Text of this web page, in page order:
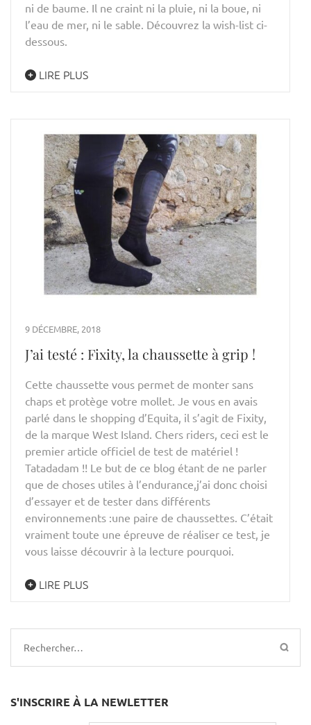
ni de baume. Il ne craint ni la pluie, ni la boue, ni
l’eau de mer, ni le sable. Découvrez la wish-list ci-
dessous.
LIRE PLUS
9 DÉCEMBRE, 2018
J’ai testé : Fixity, la chaussette à grip !
Cette chaussette vous permet de monter sans
chaps et protège votre mollet. Je vous en avais
parlé dans le shopping d’Equita, il s’agit de Fixity,
de la marque West Island. Chers riders, ceci est le
premier article officiel de test de matériel !
Tatadadam !! Le but de ce blog étant de ne parler
que de choses utiles à l’endurance,j’ai donc choisi
d’essayer et de tester dans différents
environnements :une paire de chaussettes. C’était
vraiment toute une épreuve de réaliser ce test, je
vous laisse découvrir à la lecture pourquoi.
LIRE PLUS
Rechercher :
S'INSCRIRE À LA NEWLETTER